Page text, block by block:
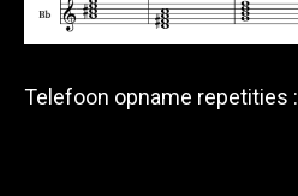
Telefoon opname repetities :